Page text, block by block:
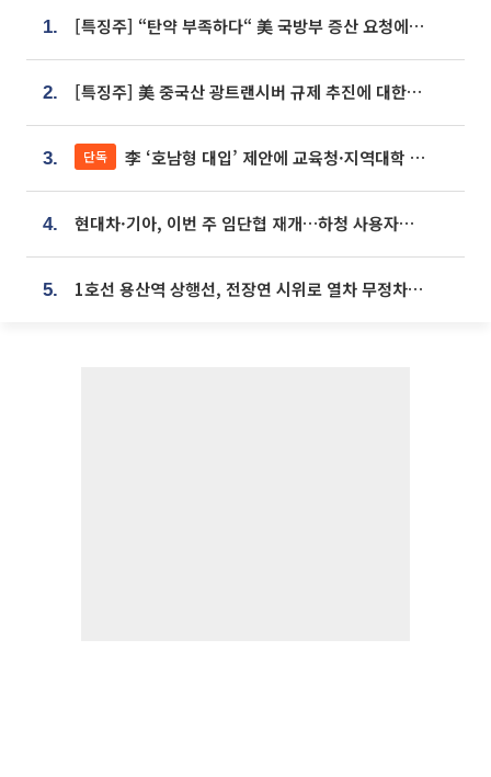
1. [특징주] “탄약 부족하다“ 美 국방부 증산 요청에⋯국내 방산주 급등세
2. [특징주] 美 중국산 광트랜시버 규제 추진에 대한광통신 등 광통신株 강세
3. 단독 李 ‘호남형 대입’ 제안에 교육청·지역대학 서·논술형 입시 연계 '착수'
4. 현대차·기아, 이번 주 임단협 재개…하청 사용자성 재심도 ‘변수’
5. 1호선 용산역 상행선, 전장연 시위로 열차 무정차 운행